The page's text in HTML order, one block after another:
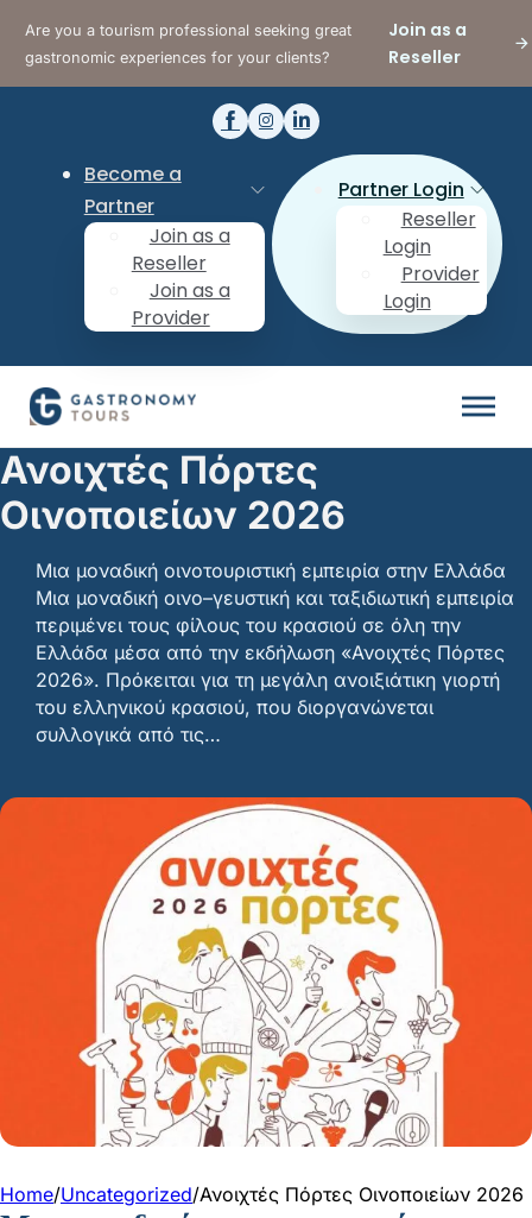
Are you a tourism professional seeking great
gastronomic experiences for your clients?
Join as a
Reseller
Become a
Partner
Join as a
Reseller
Join as a
Provider
Partner Login
Reseller
Login
Provider
Login
Ανοιχτές Πόρτες
Οινοποιείων 2026
Μια μοναδική οινοτουριστική εμπειρία στην Ελλάδα
Μια μοναδική οινο–γευστική και ταξιδιωτική εμπειρία
περιμένει τους φίλους του κρασιού σε όλη την
Ελλάδα μέσα από την εκδήλωση «Ανοιχτές Πόρτες
2026». Πρόκειται για τη μεγάλη ανοιξιάτικη γιορτή
του ελληνικού κρασιού, που διοργανώνεται
συλλογικά από τις…
Home/Uncategorized/Ανοιχτές Πόρτες Οινοποιείων 2026